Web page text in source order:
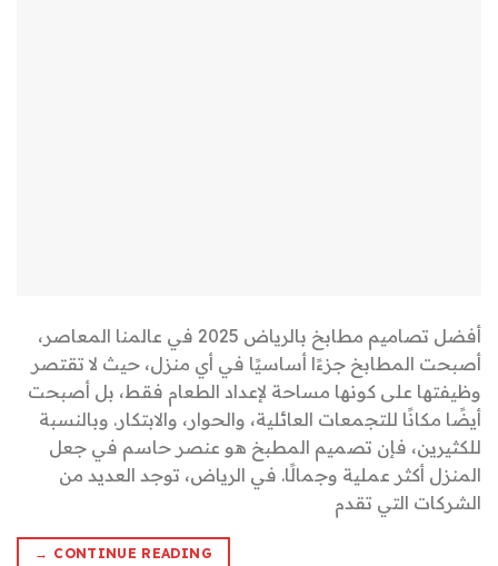
أفضل تصاميم مطابخ بالرياض 2025 في عالمنا المعاصر،
أصبحت المطابخ جزءًا أساسيًا في أي منزل، حيث لا تقتصر
وظيفتها على كونها مساحة لإعداد الطعام فقط، بل أصبحت
أيضًا مكانًا للتجمعات العائلية، والحوار، والابتكار. وبالنسبة
للكثيرين، فإن تصميم المطبخ هو عنصر حاسم في جعل
المنزل أكثر عملية وجمالًا. في الرياض، توجد العديد من
الشركات التي تقدم
CONTINUE READING
→